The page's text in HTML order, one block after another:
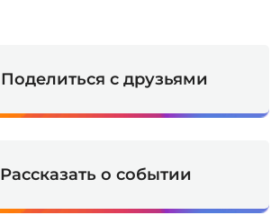
Поделиться с друзьями
Рассказать о событии